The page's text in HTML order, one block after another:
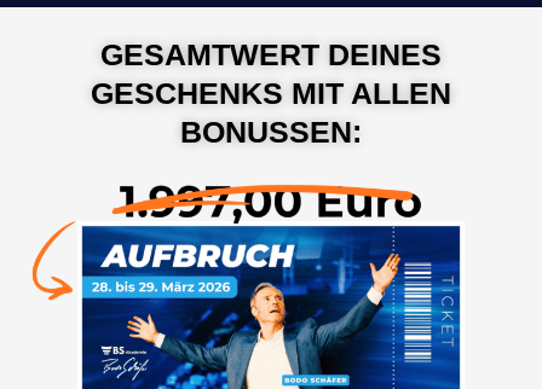
GESAMTWERT DEINES
GESCHENKS MIT ALLEN
BONUSSEN: